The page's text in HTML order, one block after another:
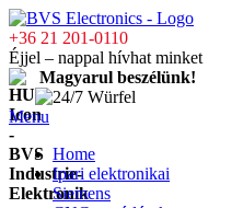
+36 21 201-0110
Éjjel – nappal hívhat minket
Magyarul beszélünk!
Menu
Home
Ipari elektronikai
Siemens